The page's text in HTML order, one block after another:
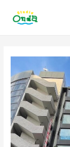
ビ
ゲ
ー
シ
ョ
ン